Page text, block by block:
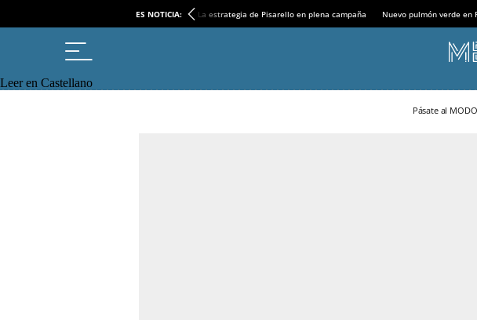
ES NOTICIA: La estrategia de Pisarello en plena campaña Nuevo pulmón verde en
Leer en Castellano
Pásate al